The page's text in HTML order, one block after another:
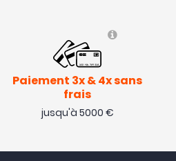
Avis collecté par Trustpilot
conforme RAS.
( 23/09/21 )
Paiement 3x & 4x sans
frais
jusqu'à 5000 €